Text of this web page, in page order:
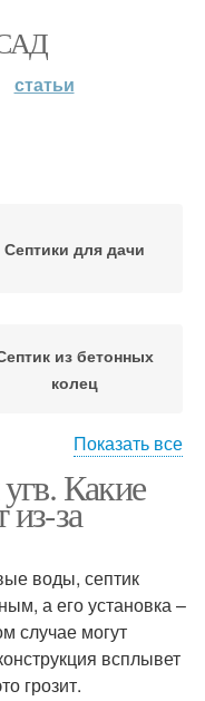
статьи
Септики для дачи
из бетонных
колец
Показать все
Какие
за
воды, септик
а его установка –
случае могут
всплывет
грозит.